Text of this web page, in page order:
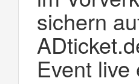
sichern
Event live